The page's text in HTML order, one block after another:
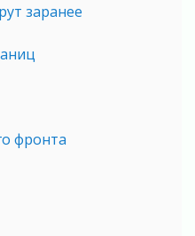
заранее
фронта